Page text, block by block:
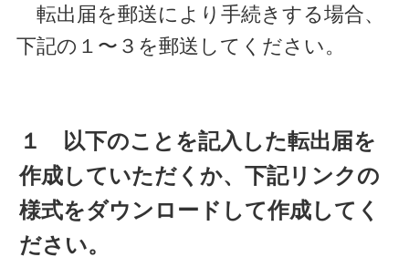
転出届を郵送により手続きする場合、
下記の１〜３を郵送してください。
１ 以下のことを記入した転出届を
作成していただくか、下記リンクの
様式をダウンロードして作成してく
ださい。